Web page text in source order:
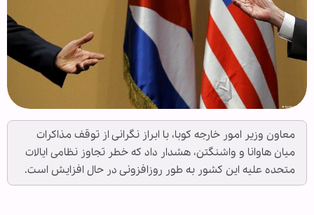
معاون وزیر امور خارجه کوبا، با ابراز نگرانی از توقف مذاکرات
میان هاوانا و واشنگتن، هشدار داد که خطر تجاوز نظامی ایالات
متحده علیه این کشور به طور روزافزونی در حال افزایش است.